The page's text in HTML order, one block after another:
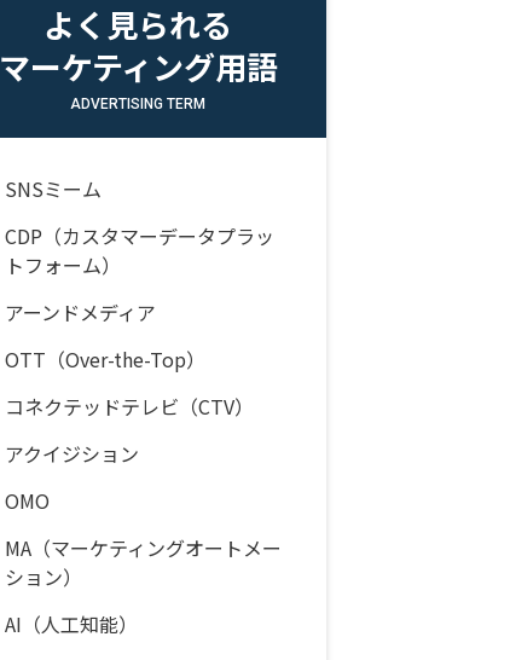
よく見られる
マーケティング用語
ADVERTISING TERM
SNSミーム
CDP（カスタマーデータプラッ
トフォーム）
アーンドメディア
OTT（Over-the-Top）
コネクテッドテレビ（CTV）
アクイジション
OMO
MA（マーケティングオートメー
ション）
AI（人工知能）